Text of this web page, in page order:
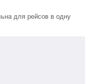
для рейсов в одну